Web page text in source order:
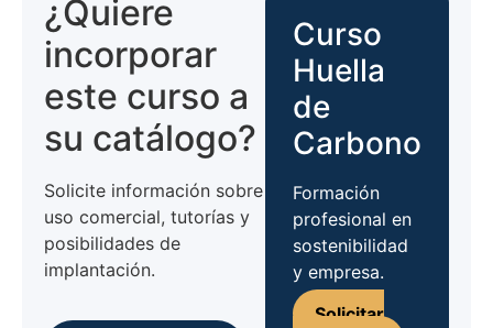
¿Quiere
incorporar
este curso a
su catálogo?
Solicite información sobre
uso comercial, tutorías y
posibilidades de
implantación.
Curso
Huella
de
Carbono
Formación
profesional en
sostenibilidad
y empresa.
Solicitar